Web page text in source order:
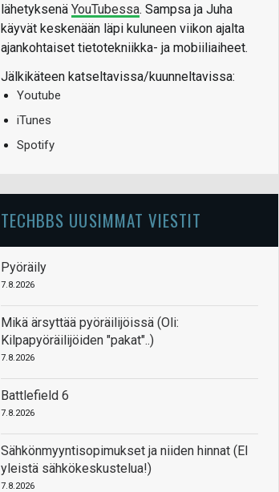
lähetyksenä YouTubessa. Sampsa ja Juha
käyvät keskenään läpi kuluneen viikon ajalta
ajankohtaiset tietotekniikka- ja mobiiliaiheet.
Jälkikäteen katseltavissa/kuunneltavissa:
Youtube
iTunes
Spotify
TECHBBS UUSIMMAT VIESTIT
Pyöräily
7.8.2026
Mikä ärsyttää pyöräilijöissä (Oli:
Kilpapyöräilijöiden "pakat"..)
7.8.2026
Battlefield 6
7.8.2026
Sähkönmyyntisopimukset ja niiden hinnat (EI
yleistä sähkökeskustelua!)
7.8.2026